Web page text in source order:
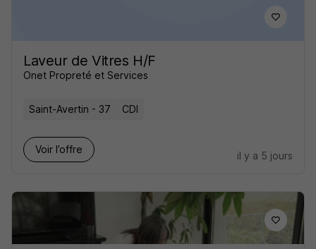
Laveur de Vitres H/F
Onet Propreté et Services
Saint-Avertin - 37 CDI
Voir l’offre
il y a 5 jours